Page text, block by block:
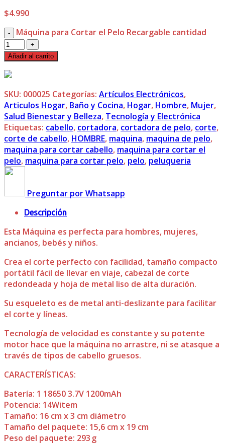
$4.990
Máquina para Cortar el Pelo Recargable cantidad
Añadir al carrito
SKU: 000025 Categorías: Artículos Electrónicos,
Articulos Hogar, Baño y Cocina, Hogar, Hombre, Mujer,
Salud Bienestar y Belleza, Tecnología y Electrónica
Etiquetas: cabello, cortadora, cortadora de pelo, corte,
corte de cabello, HOMBRE, maquina, maquina de pelo,
maquina para cortar cabello, maquina para cortar el
pelo, maquina para cortar pelo, pelo, peluqueria
Preguntar por Whatsapp
Descripción
Esta Máquina es perfecta para hombres, mujeres,
ancianos, bebés y niños.
Crea el corte perfecto con facilidad, tamaño compacto
portátil fácil de llevar en viaje, cabezal de corte
redondeada y hoja de metal liso de alta duración.
Su esqueleto es de metal anti-deslizante para facilitar
el corte y líneas.
Tecnología de velocidad es constante y su potente
motor hace que la máquina no arrastre, ni se atasque a
través de tipos de cabello gruesos.
CARACTERÍSTICAS:
Batería: 1 18650 3.7V 1200mAh
Potencia: 14Witem
Tamaño: 16 cm x 3 cm diámetro
Tamaño del paquete: 15,6 cm x 19 cm
Peso del paquete: 293 g